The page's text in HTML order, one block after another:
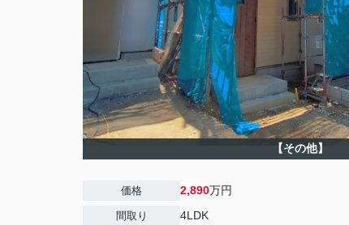
【その他】
価格 2,890万円
間取り 4LDK